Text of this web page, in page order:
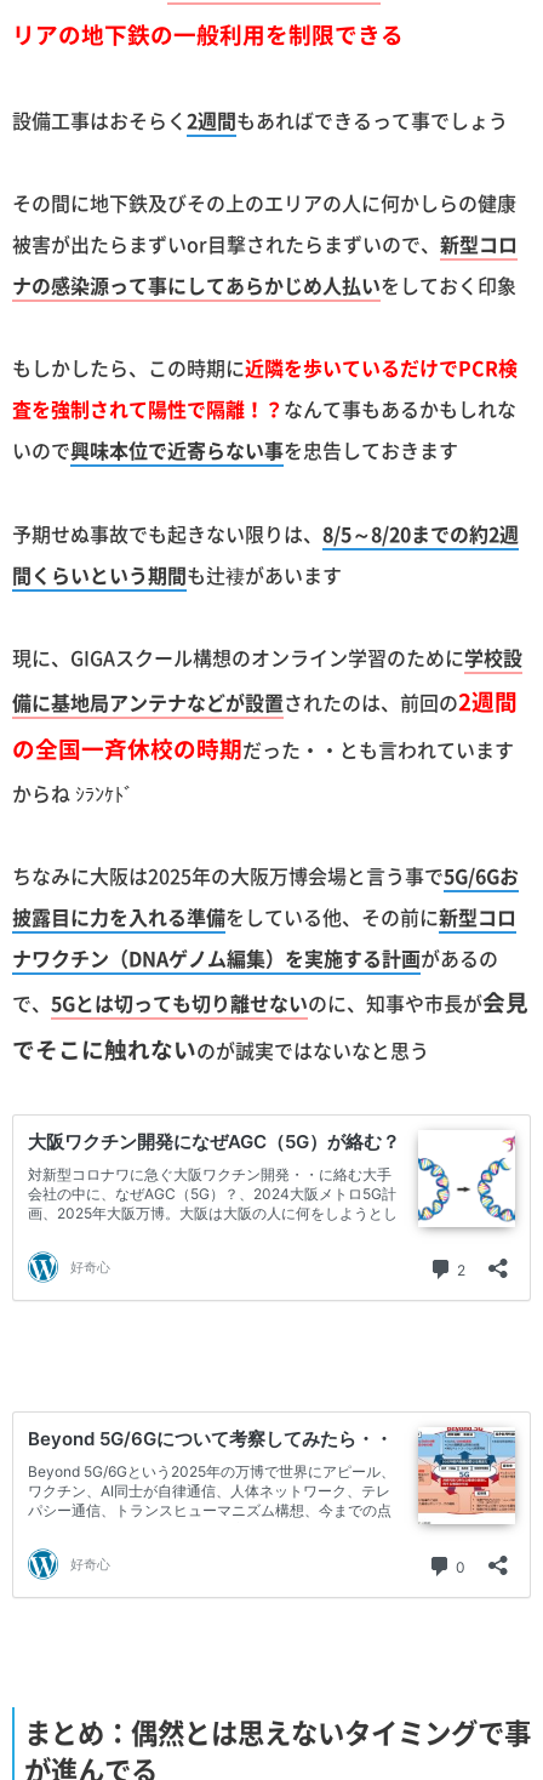
リアの地下鉄の一般利用を制限できる
設備工事はおそらく2週間もあればできるって事でしょう
その間に地下鉄及びその上のエリアの人に何かしらの健康
被害が出たらまずいor目撃されたらまずいので、 新型コロ
ナの感染源って事にしてあらかじめ人払いをしておく印象
もしかしたら、この時期に近隣を歩いているだけでPCR検
査を強制されて陽性で隔離！？ なんて事もあるかもしれな
いので興味本位で近寄らない事を忠告しておきます
予期せぬ事故でも起きない限りは、 8/5～8/20までの約2週
間くらいという期間も辻褄があいます
現に、GIGAスクール構想のオンライン学習のために学校設
備に基地局アンテナなどが設置されたのは、前回の2週間
の全国一斉休校の時期だった・・とも言われています
からね ｼﾗﾝｹﾄﾞ
ちなみに大阪は2025年の大阪万博会場と言う事で5G/6Gお
披露目に力を入れる準備をしている他、その前に新型コロ
ナワクチン（DNAゲノム編集）を実施する計画があるの
で、 5Gとは切っても切り離せないのに、知事や市長が会見
でそこに触れないのが誠実ではないなと思う
まとめ：偶然とは思えないタイミングで事
が進んでる